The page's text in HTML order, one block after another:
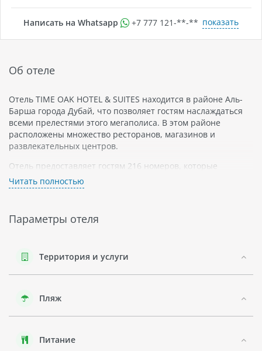
Написать на Whatsapp +7 777 121-**-** показать
Об отеле
Отель TIME OAK HOTEL & SUITES находится в районе Аль-
Барша города Дубай, что позволяет гостям наслаждаться
всеми прелестями этого мегаполиса. В этом районе
расположены множество ресторанов, магазинов и
развлекательных центров.
Отель предоставляет гостям 216 номеров, которые
украшены современными элементами декора и обладают
всеми необходимыми удобствами. Номера категорий
на крыше с панорамным видом на город.
Отели TIME OAK HOTEL & SUITES имеет рестораны с
Также в отеле есть бар для перекуса или выпивки вечером.
Читать полностью
Параметры отеля
Территория и услуги
Пляж
Питание